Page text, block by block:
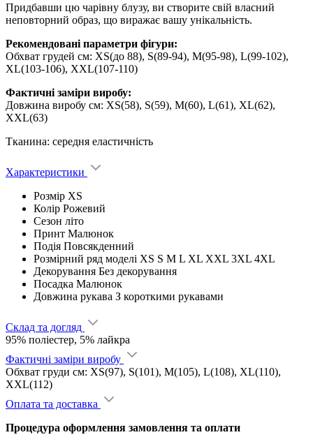
Придбавши цю чарівну блузу, ви створите свій власний
неповторний образ, що виражає вашу унікальність.
Рекомендовані параметри фігури:
Обхват грудей см: XS(до 88), S(89-94), M(95-98), L(99-102),
XL(103-106), XXL(107-110)
Фактичні заміри виробу:
Довжина виробу см: XS(58), S(59), M(60), L(61), XL(62),
XXL(63)
Тканина: середня еластичність
Характеристики
Розмір XS
Колір Рожевий
Сезон літо
Принт Малюнок
Подія Повсякденний
Розмірний ряд моделі XS S M L XL XXL 3XL 4XL
Декорування Без декорування
Посадка Малюнок
Довжина рукава З короткими рукавами
Склад та догляд
95% поліестер, 5% лайкра
Фактичні заміри виробу
Обхват груди см: XS(97), S(101), M(105), L(108), XL(110),
XXL(112)
Оплата та доставка
Процедура оформлення замовлення та оплати